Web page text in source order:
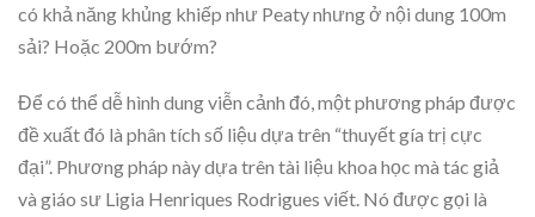
có khả năng khủng khiếp như Peaty nhưng ở nội dung 100m
sải? Hoặc 200m bướm?
Để có thể dễ hình dung viễn cảnh đó, một phương pháp được
đề xuất đó là phân tích số liệu dựa trên “thuyết gía trị cực
đại”. Phương pháp này dựa trên tài liệu khoa học mà tác giả
và giáo sư Ligia Henriques Rodrigues viết. Nó được gọi là